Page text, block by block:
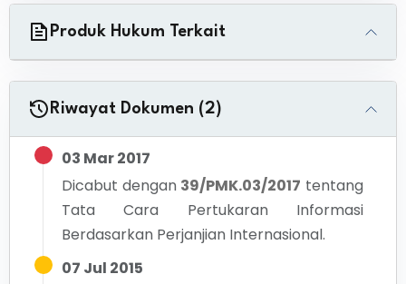
Produk Hukum Terkait
Riwayat Dokumen (2)
03 Mar 2017
Dicabut dengan 39/PMK.03/2017 tentang
Tata Cara Pertukaran Informasi
Berdasarkan Perjanjian Internasional.
07 Jul 2015